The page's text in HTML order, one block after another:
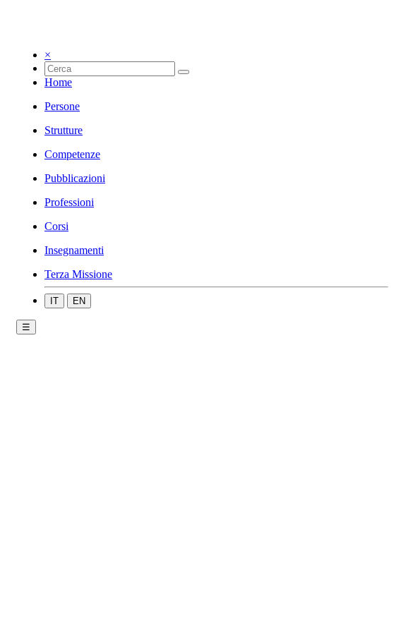
×
Home
Persone
Strutture
Competenze
Pubblicazioni
Professioni
Corsi
Insegnamenti
Terza Missione
IT EN
☰